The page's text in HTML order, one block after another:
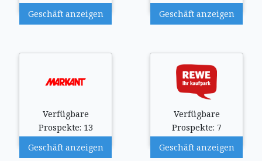
Geschäft anzeigen
Geschäft anzeigen
Verfügbare
Prospekte: 13
Geschäft anzeigen
Verfügbare
Prospekte: 7
Geschäft anzeigen